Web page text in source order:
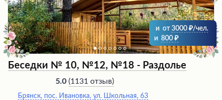
и от 3000
/чел.
и 800
Беседки № 10, №12, №18 - Раздолье
5.0 (1131 отзыв)
Брянск, пос. Ивановка, ул. Школьная, 63